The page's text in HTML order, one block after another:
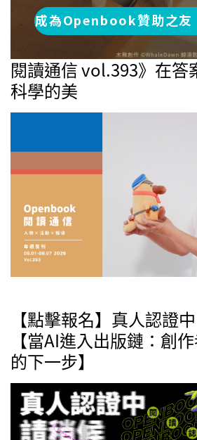
成為Openbook贊助之友
閱讀通信 vol.393》在答
科學的美
【點擊報名】真人認證
【當AI進入出版鏈：創
的下一步】